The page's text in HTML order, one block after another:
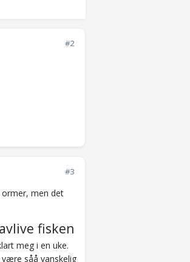
#2
#3
ormer, men det
fisken
meg i en uke.
såå vanskelig